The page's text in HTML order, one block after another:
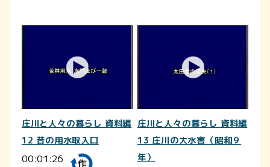
庄川と人々の暮らし 資料編
12 昔の用水取入口
00:01:26
庄川と人々の暮らし 資料編
13 庄川の大水害（昭和９
年）